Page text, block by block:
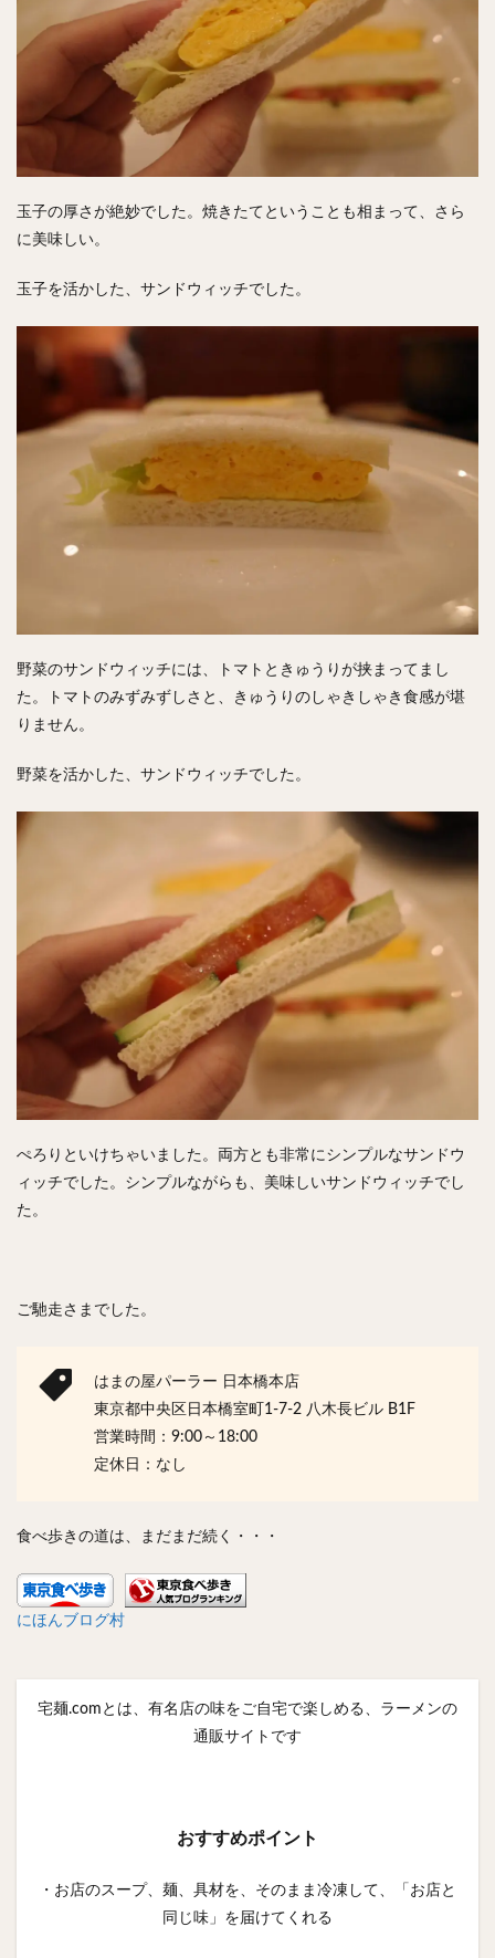
玉子の厚さが絶妙でした。焼きたてということも相まって、さら
に美味しい。
玉子を活かした、サンドウィッチでした。
野菜のサンドウィッチには、トマトときゅうりが挟まってまし
た。トマトのみずみずしさと、きゅうりのしゃきしゃき食感が堪
りません。
野菜を活かした、サンドウィッチでした。
ぺろりといけちゃいました。両方とも非常にシンプルなサンドウ
ィッチでした。シンプルながらも、美味しいサンドウィッチでし
た。
ご馳走さまでした。
はまの屋パーラー 日本橋本店
東京都中央区日本橋室町1-7-2 八木長ビル B1F
営業時間：9:00～18:00
定休日：なし
食べ歩きの道は、まだまだ続く・・・
にほんブログ村
宅麺.comとは、有名店の味をご自宅で楽しめる、ラーメンの
通販サイトです
おすすめポイント
・お店のスープ、麺、具材を、そのまま冷凍して、「お店と
同じ味」を届けてくれる